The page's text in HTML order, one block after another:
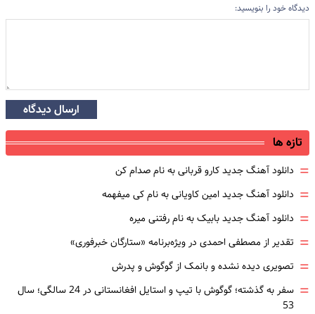
دیدگاه خود را بنویسید:
ارسال دیدگاه
تازه ها
= دانلود آهنگ جدید کارو قربانی به نام صدام کن
= دانلود آهنگ جدید امین کاویانی به نام کی میفهمه
= دانلود آهنگ جدید بابیک به نام رفتنی میره
= تقدیر از مصطفی احمدی در ویژه‌برنامه «ستارگان خبرفوری»
= تصویری دیده نشده و بانمک از گوگوش و پدرش
=
سفر به گذشته؛ گوگوش با تیپ و استایل افغانستانی در 24 سالگی؛ سال
53